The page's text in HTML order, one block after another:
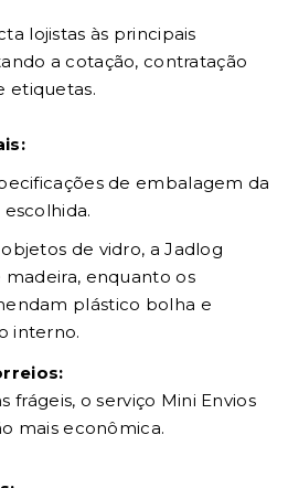
lojistas às principais
a cotação, contratação
etiquetas.
de embalagem da
de vidro, a Jadlog
madeira, enquanto os
plástico bolha e
interno.
frágeis, o serviço Mini Envios
mais econômica.